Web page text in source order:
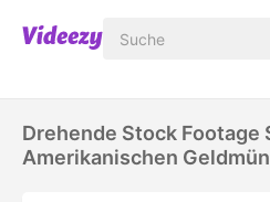
Drehende Stock Footage
Amerikanischen